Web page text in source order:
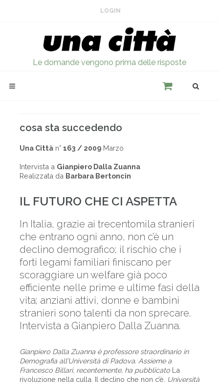
LOGIN
Le domande vengono prima delle risposte
cosa sta succedendo
Una Città n° 163 / 2009 Marzo
Intervista a Gianpiero Dalla Zuanna
Realizzata da Barbara Bertoncin
IL FUTURO CHE CI ASPETTA
In Italia, grazie ai trecentomila stranieri
che entrano ogni anno, non c’è un
declino demografico; il rischio che i
forti legami familiari finiscano per
scoraggiare un welfare già poco
efficiente nelle prime e ultime fasi della
vita; anziani attivi, donne e bambini
stranieri sono talenti da non sprecare.
Intervista a Gianpiero Dalla Zuanna.
Gianpiero Dalla Zuanna è professore straordinario in
Demografia all’Università di Padova. Assieme a
Francesco Billari, recentemente, ha pubblicato La
rivoluzione nella culla. Il declino che non c’è, Università